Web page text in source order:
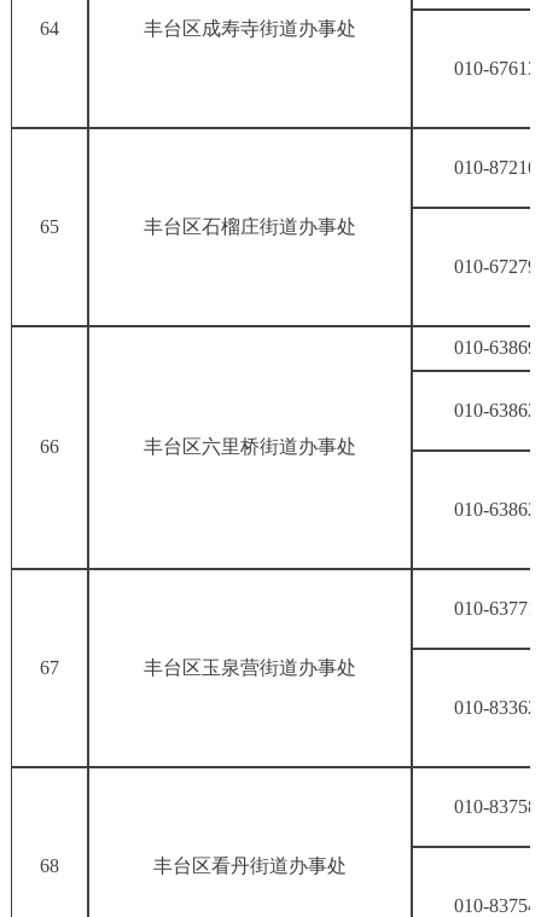
64 丰台区成寿寺街道办事处
010-
65 丰台区石榴庄街道办事处
010-
010-
66 丰台区六里桥街道办事处
010-
010-
010-
67 丰台区玉泉营街道办事处
010-
010-
68 丰台区看丹街道办事处
010-
010-